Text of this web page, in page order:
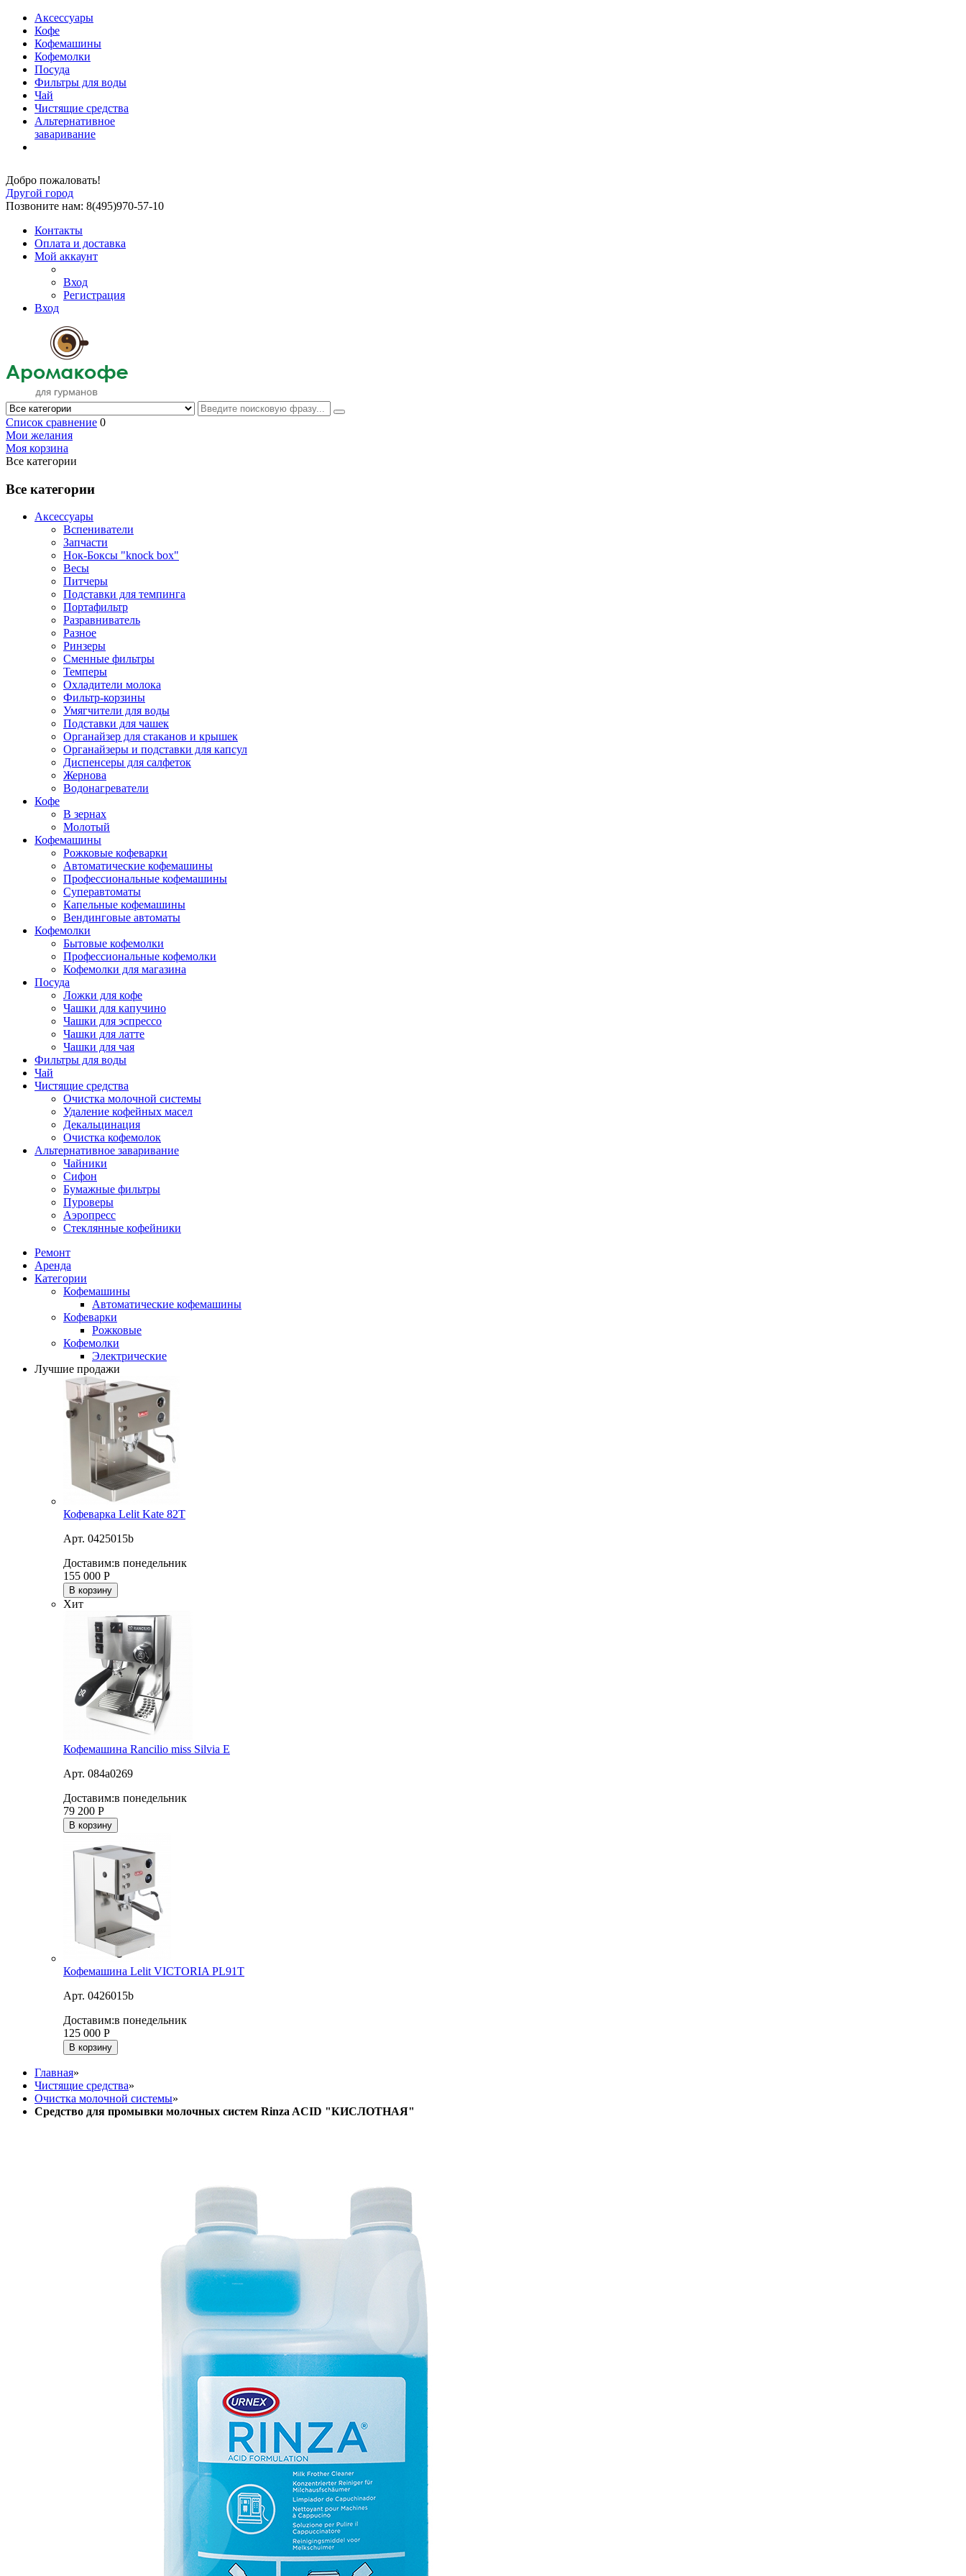
Аксессуары
Кофе
Кофемашины
Кофемолки
Посуда
Фильтры для воды
Чай
Чистящие средства
Альтернативное
заваривание
Добро пожаловать!
Другой город
Позвоните нам: 8(495)970-57-10
Контакты
Оплата и доставка
Мой аккаунт
Вход
Регистрация
Вход
Список сравнение 0
Мои желания
Моя корзина
Все категории
Все категории
Аксессуары
Вспениватели
Запчасти
Нок-Боксы "knock box"
Весы
Питчеры
Подставки для темпинга
Портафильтр
Разравниватель
Разное
Ринзеры
Сменные фильтры
Темперы
Охладители молока
Фильтр-корзины
Умягчители для воды
Подставки для чашек
Органайзер для стаканов и крышек
Органайзеры и подставки для капсул
Диспенсеры для салфеток
Жернова
Водонагреватели
Кофе
В зернах
Молотый
Кофемашины
Рожковые кофеварки
Автоматические кофемашины
Профессиональные кофемашины
Суперавтоматы
Капельные кофемашины
Вендинговые автоматы
Кофемолки
Бытовые кофемолки
Профессиональные кофемолки
Кофемолки для магазина
Посуда
Ложки для кофе
Чашки для капучино
Чашки для эспрессо
Чашки для латте
Чашки для чая
Фильтры для воды
Чай
Чистящие средства
Очистка молочной системы
Удаление кофейных масел
Декальцинация
Очистка кофемолок
Альтернативное заваривание
Чайники
Сифон
Бумажные фильтры
Пуроверы
Аэропресс
Стеклянные кофейники
Ремонт
Аренда
Категории
Кофемашины
Автоматические кофемашины
Кофеварки
Рожковые
Кофемолки
Электрические
Лучшие продажи
Кофеварка Lelit Kate 82T
Арт. 0425015b
Доставим:в понедельник
155 000 Р
В корзину
Хит
Кофемашина Rancilio miss Silvia E
Арт. 084a0269
Доставим:в понедельник
79 200 Р
В корзину
Кофемашина Lelit VICTORIA PL91T
Арт. 0426015b
Доставим:в понедельник
125 000 Р
В корзину
Главная»
Чистящие средства»
Очистка молочной системы»
Средство для промывки молочных систем Rinza ACID "КИСЛОТНАЯ"